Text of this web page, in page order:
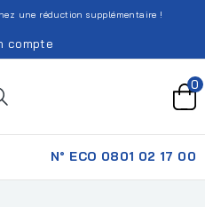
une réduction supplémentaire !
compte
0
N° ECO 0801 02 17 00